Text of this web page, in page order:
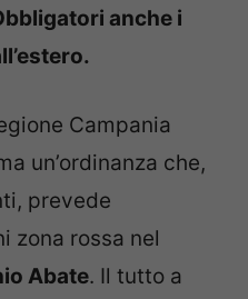
anche i
Campania
un’ordinanza che,
prevede
zona rossa nel
Abate. Il tutto a